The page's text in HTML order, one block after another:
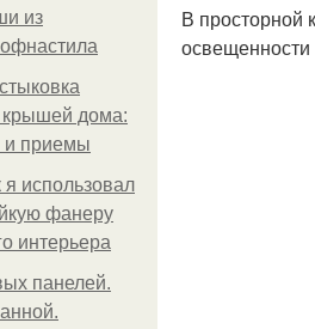
из
крышей дома:
и приемы
использовал
фанеру
интерьера
панелей.
В просторной
освещенности